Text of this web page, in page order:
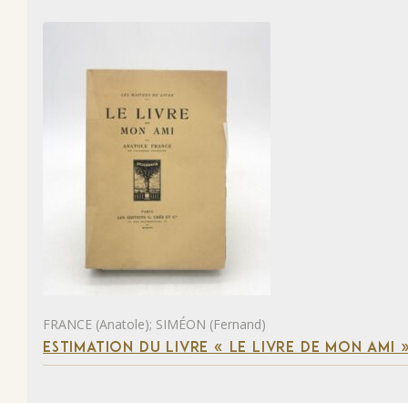
FRANCE (Anatole); SIMÉON (Fernand)
ESTIMATION DU LIVRE « LE LIVRE DE MON AMI